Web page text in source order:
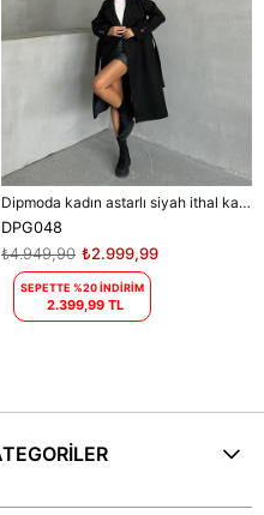
Dipmoda kadın astarlı siyah ithal kaşe kaban DPG048
DPG048
₺2.999,99
₺4.949,90
SEPETTE %20 İNDİRİM
2.399,99 TL